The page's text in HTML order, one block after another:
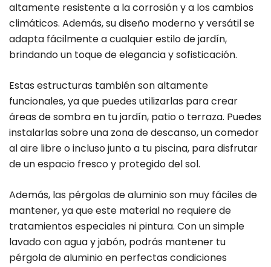
altamente resistente a la corrosión y a los cambios
climáticos. Además, su diseño moderno y versátil se
adapta fácilmente a cualquier estilo de jardín,
brindando un toque de elegancia y sofisticación.
Estas estructuras también son altamente
funcionales, ya que puedes utilizarlas para crear
áreas de sombra en tu jardín, patio o terraza. Puedes
instalarlas sobre una zona de descanso, un comedor
al aire libre o incluso junto a tu piscina, para disfrutar
de un espacio fresco y protegido del sol.
Además, las pérgolas de aluminio son muy fáciles de
mantener, ya que este material no requiere de
tratamientos especiales ni pintura. Con un simple
lavado con agua y jabón, podrás mantener tu
pérgola de aluminio en perfectas condiciones